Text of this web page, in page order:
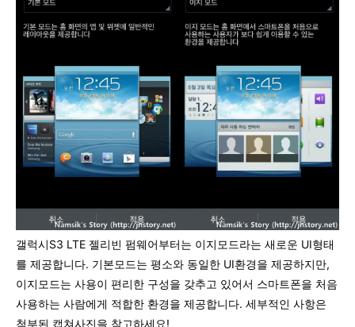
갤럭시S3 LTE 젤리빈 펌웨어부터는 이지모드라는 새로운 UI형태
를 제공합니다. 기본모드는 평소와 동일한 UI환경을 제공하지만,
이지모드는 사용이 편리한 구성을 갖추고 있어서 스마트폰을 처음
사용하는 사람에게 적합한 환경을 제공합니다. 세부적인 사항은
첨부된 캡쳐사진을 참고하세요!